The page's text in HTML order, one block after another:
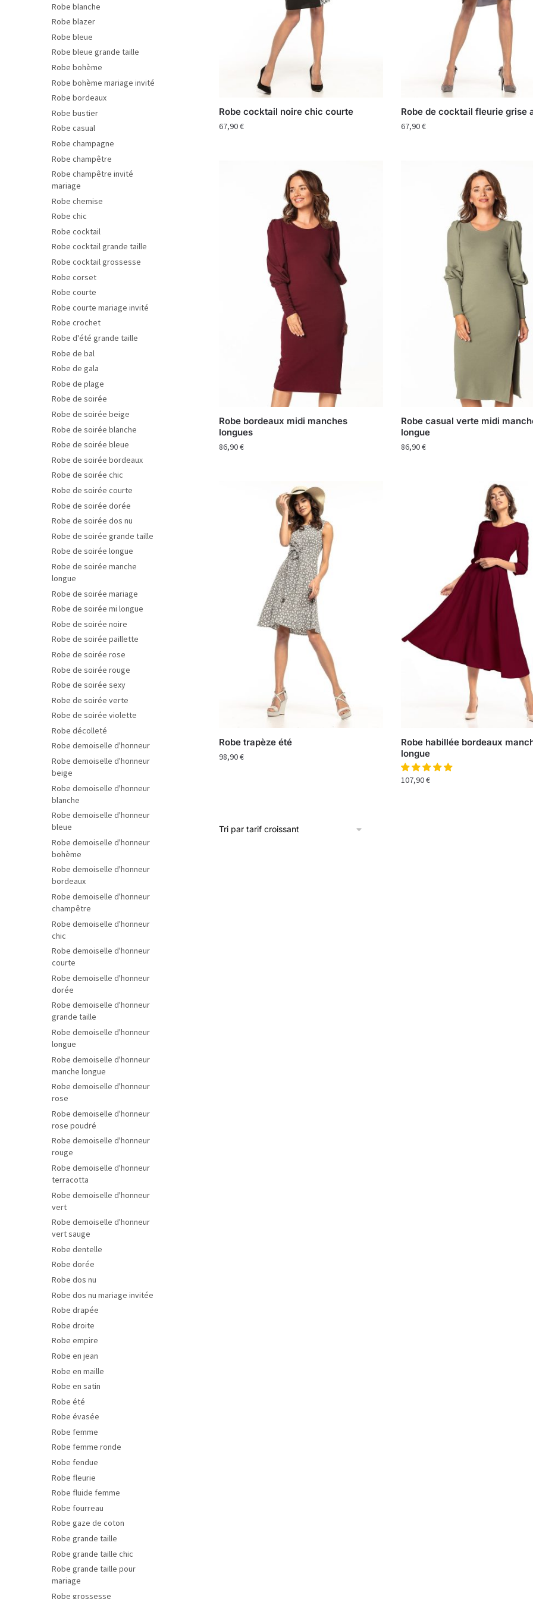
Robe cocktail noire chic courte
67,90€
Robe de cocktail fleurie grise
67,90€
Robe bordeaux midi manches
longues
86,90€
Robe casual verte midi
longue
86,90€
Robe trapèze été
98,90€
Robe habillée bordeaux
longue
107,90€
Robe blanche
Robe blazer
Robe bleue
Robe bleue grande taille
Robe bohème
Robe bohème mariage invité
Robe bordeaux
Robe bustier
Robe casual
Robe champagne
Robe champêtre
Robe champêtre invité
mariage
Robe chemise
Robe chic
Robe cocktail
Robe cocktail grande taille
Robe cocktail grossesse
Robe corset
Robe courte
Robe courte mariage invité
Robe crochet
Robe d'été grande taille
Robe de bal
Robe de gala
Robe de plage
Robe de soirée
Robe de soirée beige
Robe de soirée blanche
Robe de soirée bleue
Robe de soirée bordeaux
Robe de soirée chic
Robe de soirée courte
Robe de soirée dorée
Robe de soirée dos nu
Robe de soirée grande taille
Robe de soirée longue
Robe de soirée manche
longue
Robe de soirée mariage
Robe de soirée mi longue
Robe de soirée noire
Robe de soirée paillette
Robe de soirée rose
Robe de soirée rouge
Robe de soirée sexy
Robe de soirée verte
Robe de soirée violette
Robe décolleté
Robe demoiselle d'honneur
Robe demoiselle d'honneur
beige
Robe demoiselle d'honneur
blanche
Robe demoiselle d'honneur
bleue
Robe demoiselle d'honneur
bohème
Robe demoiselle d'honneur
bordeaux
Robe demoiselle d'honneur
champêtre
Robe demoiselle d'honneur
chic
Robe demoiselle d'honneur
courte
Robe demoiselle d'honneur
dorée
Robe demoiselle d'honneur
grande taille
Robe demoiselle d'honneur
longue
Robe demoiselle d'honneur
manche longue
Robe demoiselle d'honneur
rose
Robe demoiselle d'honneur
rose poudré
Robe demoiselle d'honneur
rouge
Robe demoiselle d'honneur
terracotta
Robe demoiselle d'honneur
vert
Robe demoiselle d'honneur
vert sauge
Robe dentelle
Robe dorée
Robe dos nu
Robe dos nu mariage invitée
Robe drapée
Robe droite
Robe empire
Robe en jean
Robe en maille
Robe en satin
Robe été
Robe évasée
Robe femme
Robe femme ronde
Robe fendue
Robe fleurie
Robe fluide femme
Robe fourreau
Robe gaze de coton
Robe grande taille
Robe grande taille chic
Robe grande taille pour
mariage
Robe grossesse